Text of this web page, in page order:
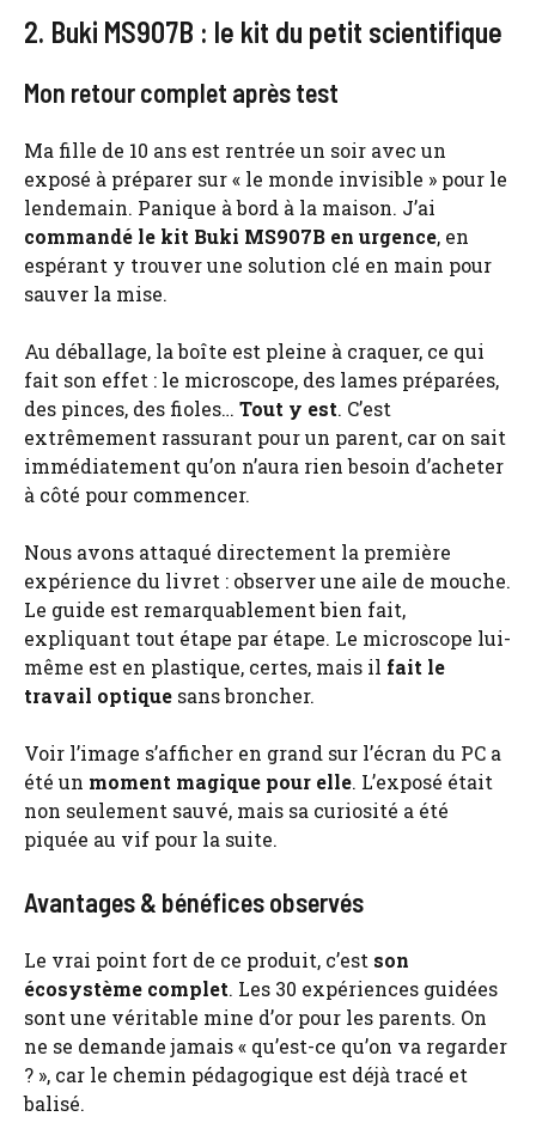
2. Buki MS907B : le kit du petit scientifique
Mon retour complet après test
Ma fille de 10 ans est rentrée un soir avec un
exposé à préparer sur « le monde invisible » pour le
lendemain. Panique à bord à la maison. J’ai
commandé le kit Buki MS907B en urgence, en
espérant y trouver une solution clé en main pour
sauver la mise.
Au déballage, la boîte est pleine à craquer, ce qui
fait son effet : le microscope, des lames préparées,
des pinces, des fioles… Tout y est. C’est
extrêmement rassurant pour un parent, car on sait
immédiatement qu’on n’aura rien besoin d’acheter
à côté pour commencer.
Nous avons attaqué directement la première
expérience du livret : observer une aile de mouche.
Le guide est remarquablement bien fait,
expliquant tout étape par étape. Le microscope lui-
même est en plastique, certes, mais il fait le
travail optique sans broncher.
Voir l’image s’afficher en grand sur l’écran du PC a
été un moment magique pour elle. L’exposé était
non seulement sauvé, mais sa curiosité a été
piquée au vif pour la suite.
Avantages & bénéfices observés
Le vrai point fort de ce produit, c’est son
écosystème complet. Les 30 expériences guidées
sont une véritable mine d’or pour les parents. On
ne se demande jamais « qu’est-ce qu’on va regarder
? », car le chemin pédagogique est déjà tracé et
balisé.